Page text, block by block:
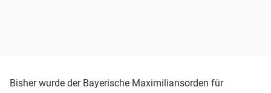
Bisher wurde der Bayerische Maximiliansorden für